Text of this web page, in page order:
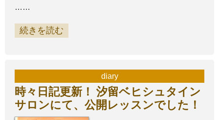
……
続きを読む
diary
時々日記更新！ 汐留ベヒシュタイン
サロンにて、公開レッスンでした！